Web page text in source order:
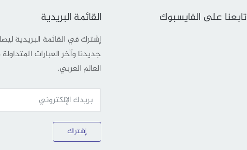
تابعنا على الفايسبوك القائمة البريدية
إشترك في القائمة البريدية
جديدنا وآخر العبارات
العالم العربي.
إشتراك